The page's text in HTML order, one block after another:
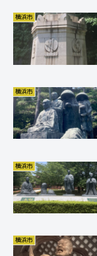
横浜市
横浜市
横浜市
横浜市